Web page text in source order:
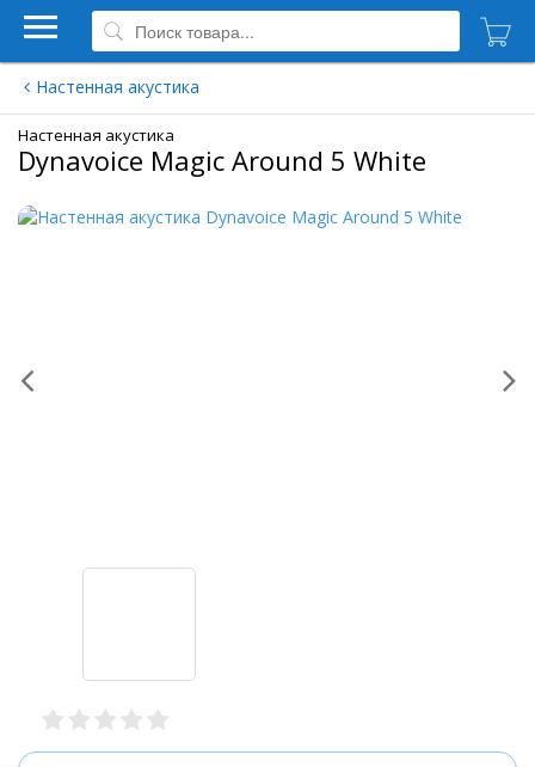
Настенная акустика
Настенная акустика
Dynavoice Magic Around 5 White